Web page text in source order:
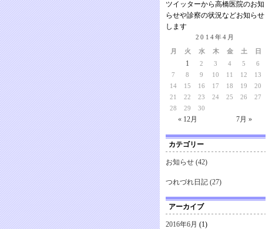
ツイッターから高橋医院のお知
らせや診察の状況などお知らせ
します
2014年4月
月
火 水 木 金 土 日
« 12月 7月 »
1 2 3 4 5
6
7
8 9 10 11 12
13
14
15 16 17 18 19
20
21
22 23 24 25 26
27
28
29 30
カテゴリー
お知らせ (42)
つれづれ日記 (27)
アーカイブ
2016年6月 (1)